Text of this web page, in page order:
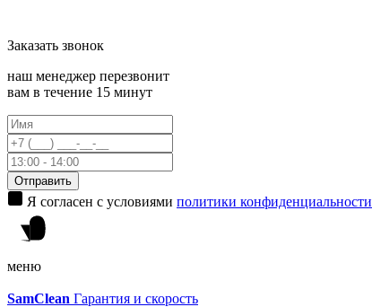
Заказать звонок
наш менеджер перезвонит
вам в течение 15 минут
Отправить
Я согласен с условиями политики конфиденциальности
меню
SamClean Гарантия и скорость